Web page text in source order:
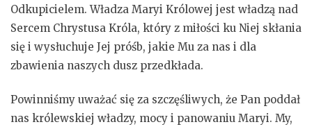
Odkupicielem. Władza Maryi Królowej jest władzą nad
Sercem Chrystusa Króla, który z miłości ku Niej skłania
się i wysłuchuje Jej próśb, jakie Mu za nas i dla
zbawienia naszych dusz przedkłada.
Powinniśmy uważać się za szczęśliwych, że Pan poddał
nas królewskiej władzy, mocy i panowaniu Maryi. My,